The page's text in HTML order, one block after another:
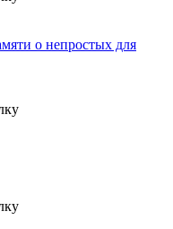
о непростых для